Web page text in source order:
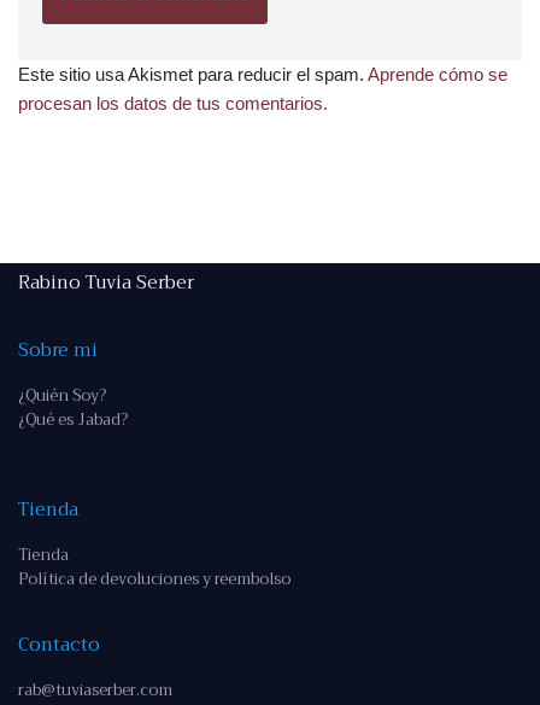
Este sitio usa Akismet para reducir el spam. Aprende cómo se
procesan los datos de tus comentarios.
Rabino Tuvia Serber
Sobre mi
¿Quién Soy?
¿Qué es Jabad?
Tienda
Tienda
Política de devoluciones y reembolso
Contacto
rab@tuviaserber.com